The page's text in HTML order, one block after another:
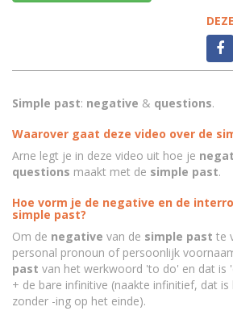
Simple past: negative & questions.
Waarover gaat deze video over de
Arne legt je in deze video uit hoe je
questions maakt met de simple past.
Hoe vorm je de negative en de
simple past?
Om de negative van de simple past te
personal pronoun of persoonlijk
past van het werkwoord 'to do' en dat is
+ de bare infinitive (naakte infinitief, dat
zonder -ing op het einde).